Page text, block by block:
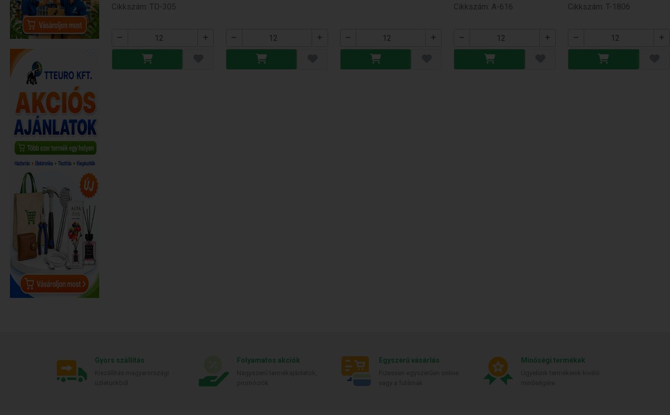
Cikkszám: TD-305
Cikkszám: A-616
Cikkszám: T-1806
Gyors szállítás Folyamatos akciók Egyszerű vásárlás Minőségi termékek